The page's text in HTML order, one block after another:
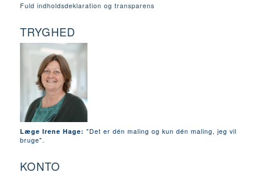
Fuld indholdsdeklaration og transparens
TRYGHED
Læge Irene Hage: "Det er dén maling og kun dén maling, jeg vil
bruge".
KONTO